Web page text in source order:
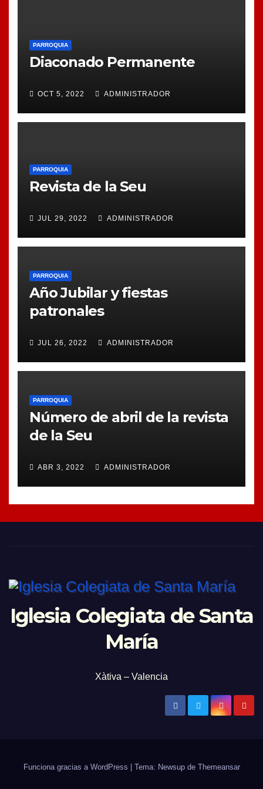
PARROQUIA
Diaconado Permanente
OCT 5, 2022 ADMINISTRADOR
PARROQUIA
Revista de la Seu
JUL 29, 2022 ADMINISTRADOR
PARROQUIA
Año Jubilar y fiestas
patronales
JUL 26, 2022 ADMINISTRADOR
PARROQUIA
Número de abril de la revista
de la Seu
ABR 3, 2022 ADMINISTRADOR
Iglesia Colegiata de Santa
María
Xàtiva – Valencia
Funciona gracias a WordPress | Tema: Newsup de Themeansar